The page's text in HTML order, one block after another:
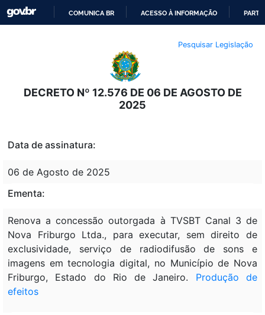
O
CONTEÚDO
COMUNICA BR ACESSO À INFORMAÇÃO
Pesquisar Legislação
DECRETO Nº 12.576 DE 06 DE AGOSTO DE
2025
Data de assinatura:
06 de Agosto de 2025
Ementa:
Renova a concessão outorgada à TVSBT Canal 3 de
Nova Friburgo Ltda., para executar, sem direito de
exclusividade, serviço de radiodifusão de sons e
imagens em tecnologia digital, no Município de Nova
Friburgo, Estado do Rio de Janeiro. Produção de
efeitos